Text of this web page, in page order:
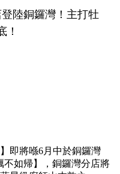
陸銅鑼灣！主打牡
！
即將喺6月中於銅鑼灣
不如帰】，銅鑼灣分店將